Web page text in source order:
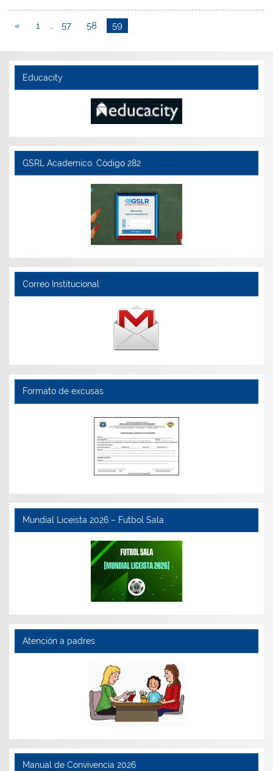
« 1 … 57 58 59
Educacity
GSRL Academico. Código 282
Correo Institucional
Formato de excusas
Mundial Liceista 2026 – Futbol Sala
Atención a padres
Manual de Convivencia 2026